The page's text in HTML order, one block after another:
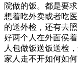
院做的饭。都是要
想着吃外卖或者吃
的送外检，还有去
好两个人在外面侯
人包做饭送饭送检
家人走不开如何如